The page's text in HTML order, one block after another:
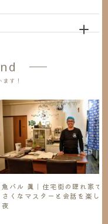
す！
魚バル 眞｜住宅街の隠れ家で
さくなマスターと会話を楽し
夜